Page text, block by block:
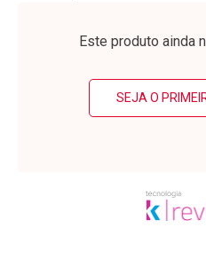
Laboratório
Por MenosEste produto ainda
SEJA O